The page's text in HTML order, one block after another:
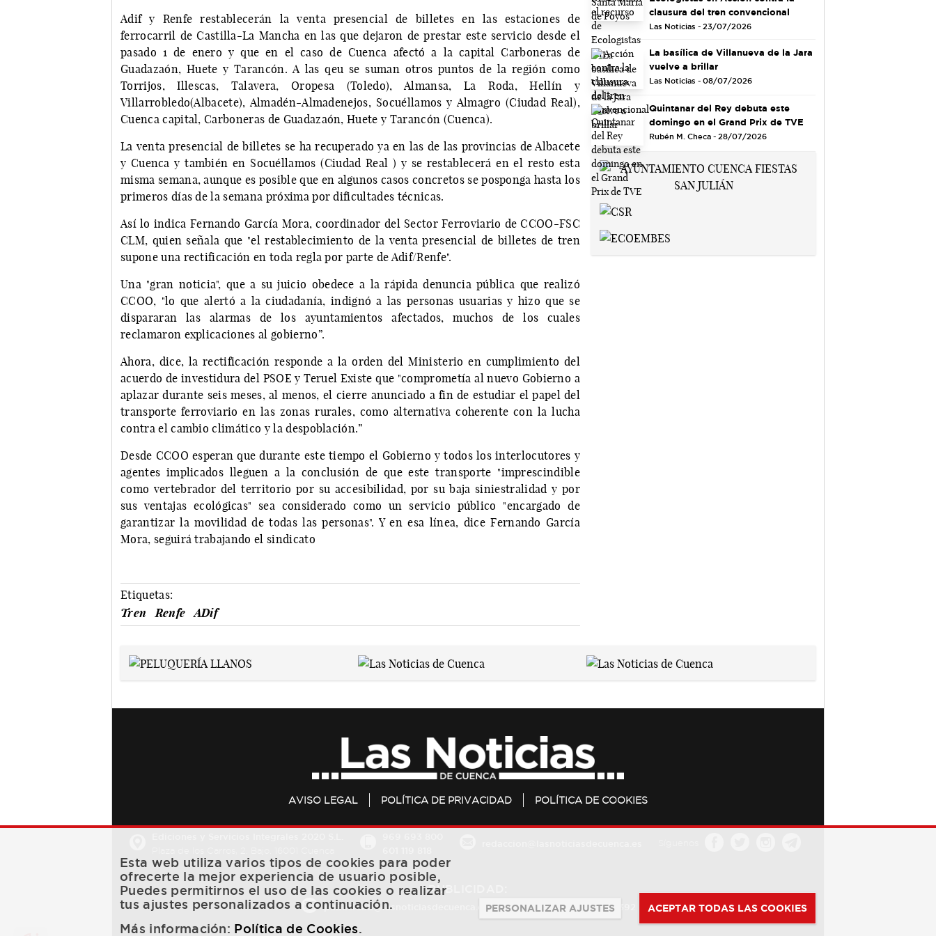
Adif y Renfe restablecerán la venta presencial de billetes en las estaciones de
ferrocarril de Castilla-La Mancha en las que dejaron de prestar este servicio desde el
pasado 1 de enero y que en el caso de Cuenca afectó a la capital Carboneras de
Guadazaón, Huete y Tarancón. A las qeu se suman otros puntos de la región como
Torrijos, Illescas, Talavera, Oropesa (Toledo), Almansa, La Roda, Hellín y
Villarrobledo(Albacete), Almadén-Almadenejos, Socuéllamos y Almagro (Ciudad Real),
Cuenca capital, Carboneras de Guadazaón, Huete y Tarancón (Cuenca).
La venta presencial de billetes se ha recuperado ya en las de las provincias de Albacete
y Cuenca y también en Socuéllamos (Ciudad Real ) y se restablecerá en el resto esta
misma semana, aunque es posible que en algunos casos concretos se posponga hasta los
primeros días de la semana próxima por dificultades técnicas.
Así lo indica Fernando García Mora, coordinador del Sector Ferroviario de CCOO-FSC
CLM, quien señala que "el restablecimiento de la venta presencial de billetes de tren
supone una rectificación en toda regla por parte de Adif/Renfe".
Una "gran noticia", que a su juicio obedece a la rápida denuncia pública que realizó
CCOO, "lo que alertó a la ciudadanía, indignó a las personas usuarias y hizo que se
dispararan las alarmas de los ayuntamientos afectados, muchos de los cuales
reclamaron explicaciones al gobierno”.
Ahora, dice, la rectificación responde a la orden del Ministerio en cumplimiento del
acuerdo de investidura del PSOE y Teruel Existe que "comprometía al nuevo Gobierno a
aplazar durante seis meses, al menos, el cierre anunciado a fin de estudiar el papel del
transporte ferroviario en las zonas rurales, como alternativa coherente con la lucha
contra el cambio climático y la despoblación.”
Desde CCOO esperan que durante este tiempo el Gobierno y todos los interlocutores y
agentes implicados lleguen a la conclusión de que este transporte "imprescindible
como vertebrador del territorio por su accesibilidad, por su baja siniestralidad y por
sus ventajas ecológicas" sea considerado como un servicio público "encargado de
garantizar la movilidad de todas las personas". Y en esa línea, dice Fernando García
Mora, seguirá trabajando el sindicato
Etiquetas:
Tren
Renfe ADif
clausura del tren convencional
Las Noticias - 23/07/2026
La basílica de Villanueva de la Jara
vuelve a brillar
Las Noticias - 08/07/2026
Quintanar del Rey debuta este
domingo en el Grand Prix de TVE
Rubén M. Checa - 28/07/2026
AVISO LEGAL POLÍTICA DE PRIVACIDAD POLÍTICA DE COOKIES
PUBLICIDAD:
publicidad@lasnoticiasdecuenca.es 684 126 573 / 670 726 392
Esta web utiliza varios tipos de cookies para poder
ofrecerte la mejor experiencia de usuario posible,
Puedes permitirnos el uso de las cookies o realizar
tus ajustes personalizados a continuación.
Más información: Política de Cookies.
PERSONALIZAR AJUSTES ACEPTAR TODAS LAS COOKIES